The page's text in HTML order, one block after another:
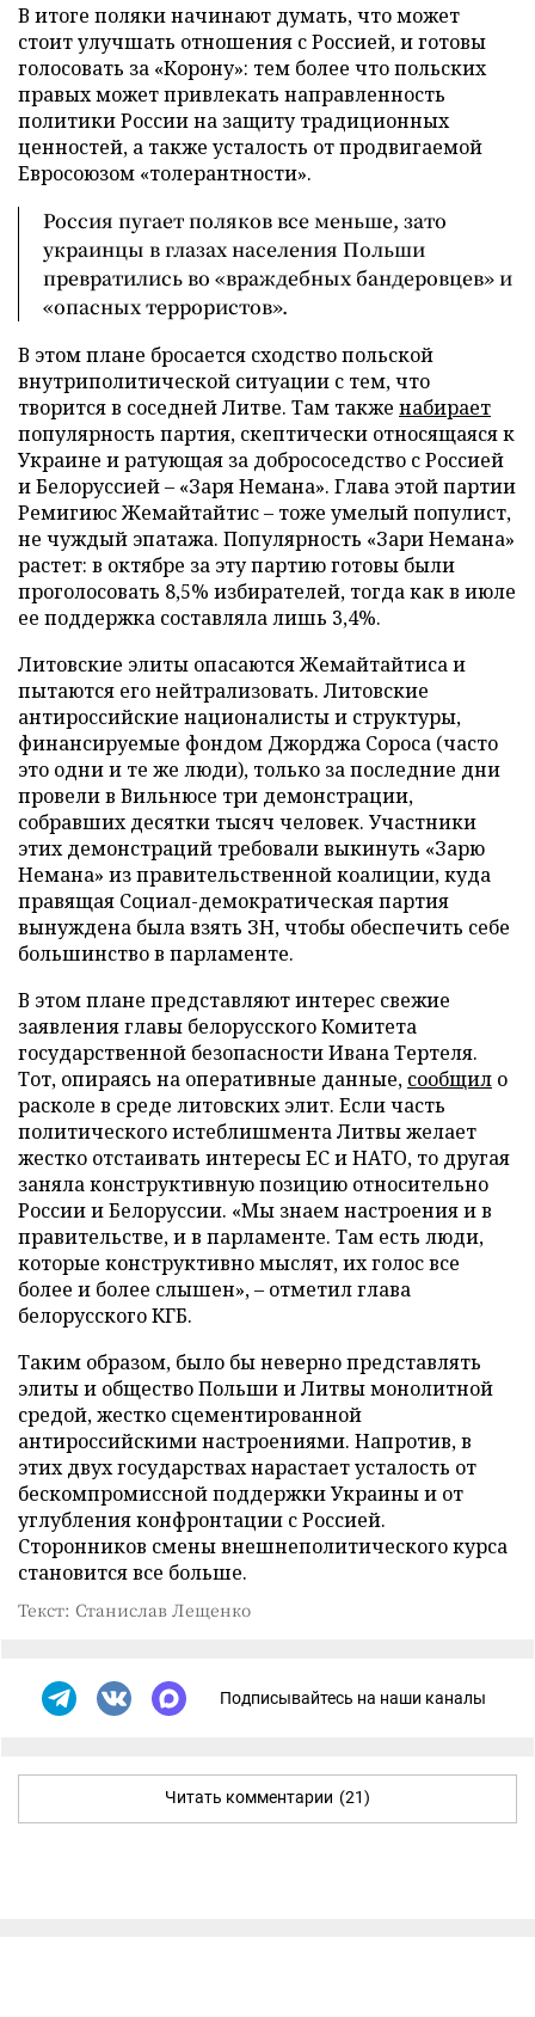
В итоге поляки начинают думать, что может
стоит улучшать отношения с Россией, и готовы
голосовать за «Корону»: тем более что польских
правых может привлекать направленность
политики России на защиту традиционных
ценностей, а также усталость от продвигаемой
Евросоюзом «толерантности».
Россия пугает поляков все меньше, зато
украинцы в глазах населения Польши
превратились во «враждебных бандеровцев» и
«опасных террористов».
В этом плане бросается сходство польской
внутриполитической ситуации с тем, что
творится в соседней Литве. Там также набирает
популярность партия, скептически относящаяся к
Украине и ратующая за добрососедство с Россией
и Белоруссией – «Заря Немана». Глава этой партии
Ремигиюс Жемайтайтис – тоже умелый популист,
не чуждый эпатажа. Популярность «Зари Немана»
растет: в октябре за эту партию готовы были
проголосовать 8,5% избирателей, тогда как в июле
ее поддержка составляла лишь 3,4%.
Литовские элиты опасаются Жемайтайтиса и
пытаются его нейтрализовать. Литовские
антироссийские националисты и структуры,
финансируемые фондом Джорджа Сороса (часто
это одни и те же люди), только за последние дни
провели в Вильнюсе три демонстрации,
собравших десятки тысяч человек. Участники
этих демонстраций требовали выкинуть «Зарю
Немана» из правительственной коалиции, куда
правящая Социал-демократическая партия
вынуждена была взять ЗН, чтобы обеспечить себе
большинство в парламенте.
В этом плане представляют интерес свежие
заявления главы белорусского Комитета
государственной безопасности Ивана Тертеля.
Тот, опираясь на оперативные данные, сообщил о
расколе в среде литовских элит. Если часть
политического истеблишмента Литвы желает
жестко отстаивать интересы ЕС и НАТО, то другая
заняла конструктивную позицию относительно
России и Белоруссии. «Мы знаем настроения и в
правительстве, и в парламенте. Там есть люди,
которые конструктивно мыслят, их голос все
более и более слышен», – отметил глава
белорусского КГБ.
Таким образом, было бы неверно представлять
элиты и общество Польши и Литвы монолитной
средой, жестко сцементированной
антироссийскими настроениями. Напротив, в
этих двух государствах нарастает усталость от
бескомпромиссной поддержки Украины и от
углубления конфронтации с Россией.
Сторонников смены внешнеполитического курса
становится все больше.
Текст: Станислав Лещенко
Подписывайтесь на наши каналы
Читать комментарии (21)